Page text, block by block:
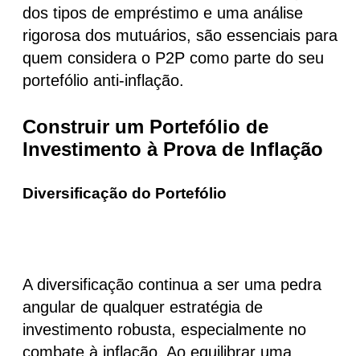
dos tipos de empréstimo e uma análise
rigorosa dos mutuários, são essenciais para
quem considera o P2P como parte do seu
portefólio anti-inflação.
Construir um Portefólio de
Investimento à Prova de Inflação
Diversificação do Portefólio
A diversificação continua a ser uma pedra
angular de qualquer estratégia de
investimento robusta, especialmente no
combate à inflação. Ao equilibrar uma